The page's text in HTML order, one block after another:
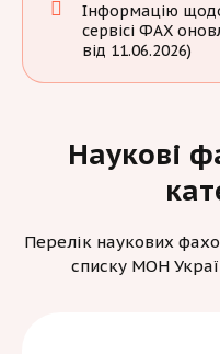
Інформацію щодо
сервісі ФАХ
від 11.06.2026)
Наукові
Перелік наукових
списку МОН